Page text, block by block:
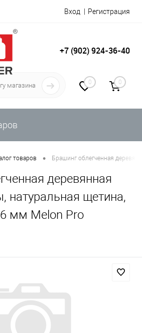
Вход Регистрация
+7 (902) 924-36-40
0 0
товаров • Брашинг облегченная
деревянная
натуральная щетина,
мм Melon Pro